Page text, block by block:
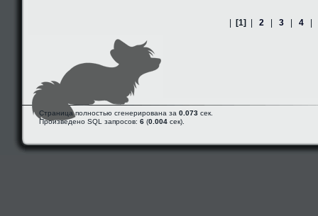
[1] 2 3 4
Страница полностью сгенерирована за 0.073 сек.
Произведено SQL запросов: 6 (0.004 сек).